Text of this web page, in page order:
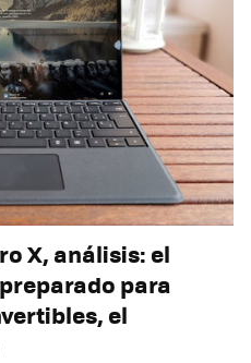
X, análisis: el
para
el